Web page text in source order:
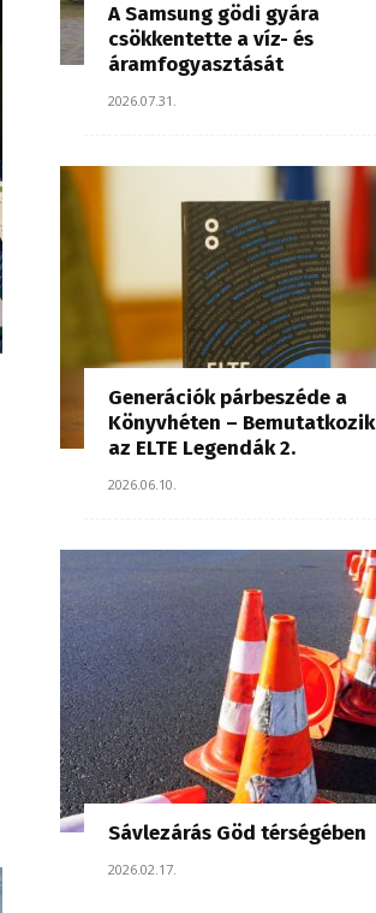
A Samsung gödi gyára
csökkentette a víz- és
áramfogyasztását
2026.07.31.
Generációk párbeszéde a
Könyvhéten – Bemutatkozik
az ELTE Legendák 2.
2026.06.10.
Sávlezárás Göd térségében
2026.02.17.